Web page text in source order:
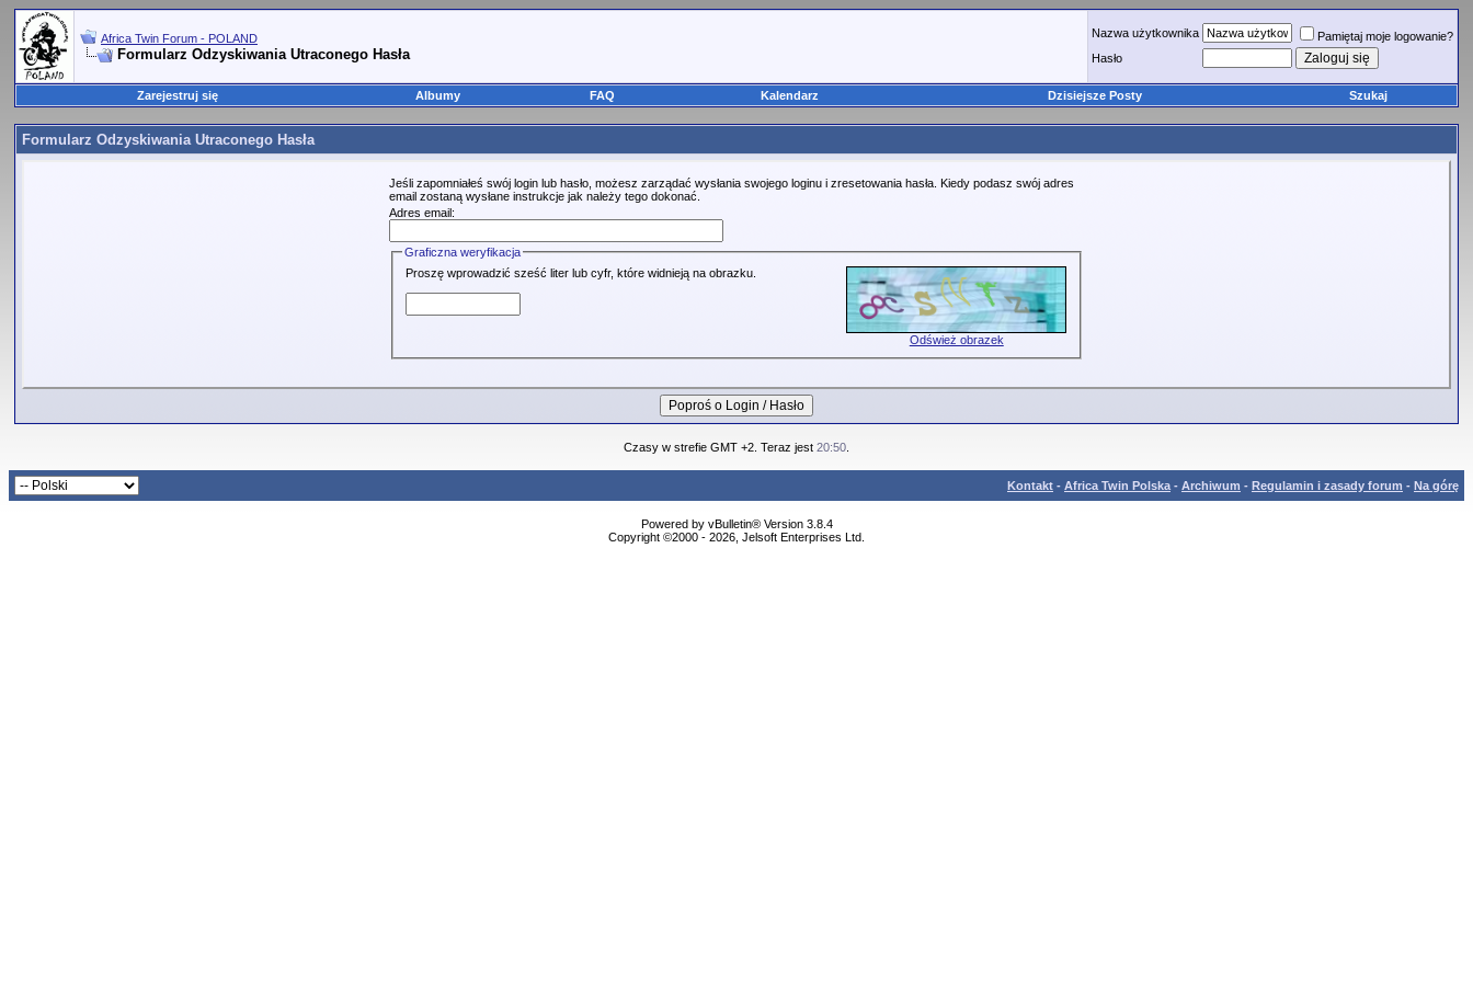
Africa Twin Forum - POLAND
Formularz Odzyskiwania Utraconego Hasła
Nazwa użytkownika
Pamiętaj moje logowanie?
Hasło
Zarejestruj się Albumy FAQ Kalendarz Dzisiejsze Posty Szukaj
Formularz Odzyskiwania Utraconego Hasła
Jeśli zapomniałeś swój login lub hasło, możesz zarządać wysłania swojego loginu i zresetowania hasła. Kiedy podasz swój adres
email zostaną wysłane instrukcje jak należy tego dokonać.
Adres email:
Graficzna weryfikacja
Proszę wprowadzić sześć liter lub cyfr, które widnieją na obrazku.
Odśwież obrazek
Czasy w strefie GMT +2. Teraz jest 20:50
Kontakt - Africa Twin Polska - Archiwum - Regulamin i zasady forum - Na górę
Powered by vBulletin® Version 3.8.4
Copyright ©2000 - 2026, Jelsoft Enterprises Ltd.